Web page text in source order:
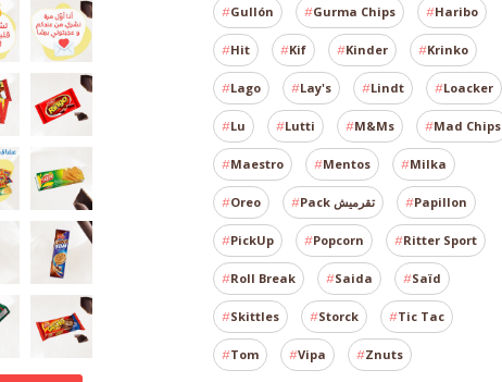
Gullón Gurma Chips Haribo
Hit Kif Kinder Krinko
Lago Lay's Lindt Loacker
Lu Lutti M&Ms Mad Chips
Maestro Mentos Milka
Oreo Pack تقرميش Papillon
PickUp Popcorn Ritter Sport
Roll Break Saida Saïd
Skittles Storck Tic Tac
Tom Vipa Znuts